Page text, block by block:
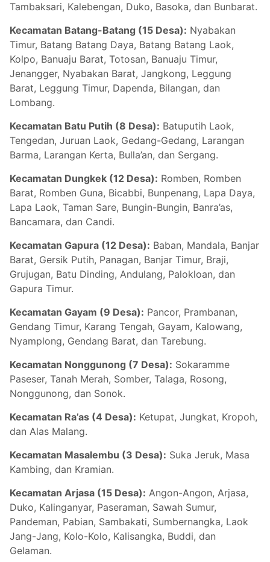
Tambaksari, Kalebengan, Duko, Basoka, dan Bunbarat.
Kecamatan Batang-Batang (15 Desa): Nyabakan
Timur, Batang Batang Daya, Batang Batang Laok,
Kolpo, Banuaju Barat, Totosan, Banuaju Timur,
Jenangger, Nyabakan Barat, Jangkong, Leggung
Barat, Leggung Timur, Dapenda, Bilangan, dan
Lombang.
Kecamatan Batu Putih (8 Desa): Batuputih Laok,
Tengedan, Juruan Laok, Gedang-Gedang, Larangan
Barma, Larangan Kerta, Bulla’an, dan Sergang.
Kecamatan Dungkek (12 Desa): Romben, Romben
Barat, Romben Guna, Bicabbi, Bunpenang, Lapa Daya,
Lapa Laok, Taman Sare, Bungin-Bungin, Banra’as,
Bancamara, dan Candi.
Kecamatan Gapura (12 Desa): Baban, Mandala, Banjar
Barat, Gersik Putih, Panagan, Banjar Timur, Braji,
Grujugan, Batu Dinding, Andulang, Palokloan, dan
Gapura Timur.
Kecamatan Gayam (9 Desa): Pancor, Prambanan,
Gendang Timur, Karang Tengah, Gayam, Kalowang,
Nyamplong, Gendang Barat, dan Tarebung.
Kecamatan Nonggunong (7 Desa): Sokaramme
Paseser, Tanah Merah, Somber, Talaga, Rosong,
Nonggunong, dan Sonok.
Kecamatan Ra’as (4 Desa): Ketupat, Jungkat, Kropoh,
dan Alas Malang.
Kecamatan Masalembu (3 Desa): Suka Jeruk, Masa
Kambing, dan Kramian.
Kecamatan Arjasa (15 Desa): Angon-Angon, Arjasa,
Duko, Kalinganyar, Paseraman, Sawah Sumur,
Pandeman, Pabian, Sambakati, Sumbernangka, Laok
Jang-Jang, Kolo-Kolo, Kalisangka, Buddi, dan
Gelaman.